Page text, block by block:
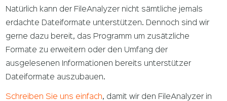
Natürlich kann der FileAnalyzer nicht sämtliche jemals
erdachte Dateiformate unterstützen. Dennoch sind wir
gerne dazu bereit, das Programm um zusätzliche
Formate zu erweitern oder den Umfang der
ausgelesenen Informationen bereits unterstützer
Dateiformate auszubauen.
Schreiben Sie uns einfach, damit wir den FileAnalyzer in